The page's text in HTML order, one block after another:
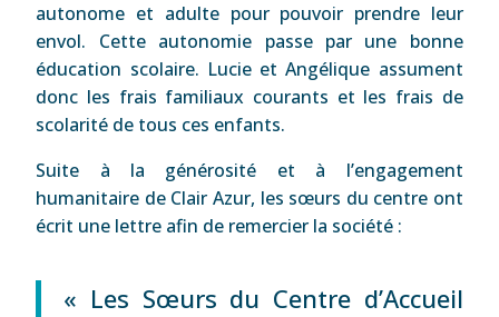
autonome et adulte pour pouvoir prendre leur
envol. Cette autonomie passe par une bonne
éducation scolaire. Lucie et Angélique assument
donc les frais familiaux courants et les frais de
scolarité de tous ces enfants.
Suite à la générosité et à l’engagement
humanitaire de Clair Azur, les sœurs du centre ont
écrit une lettre afin de remercier la société :
« Les Sœurs du Centre d’Accueil